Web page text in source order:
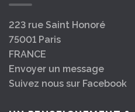
223 rue Saint Honoré
75001 Paris
FRANCE
Envoyer un message
Suivez nous sur Facebook